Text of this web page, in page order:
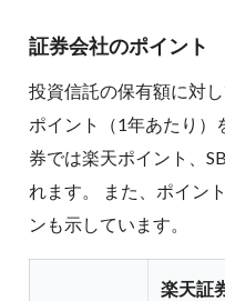
証券会社のポイント
投資信託の保有額に対
ポイント（1年あたり）
券では楽天ポイント、
れます。 また、ポイン
ンも示しています。
楽天証